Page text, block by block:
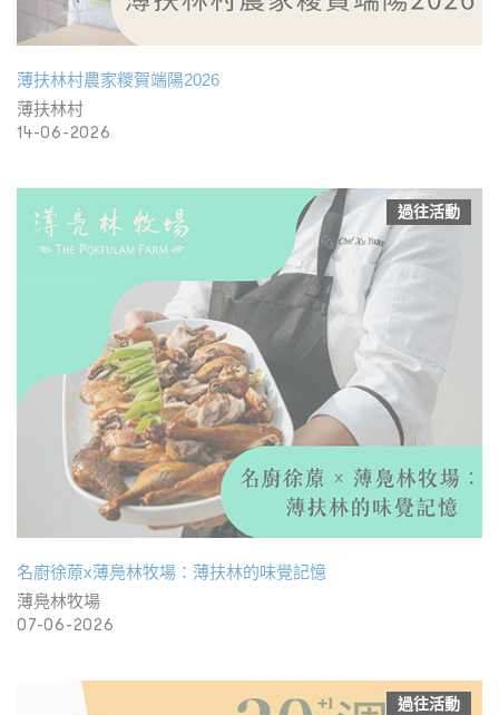
薄扶林村農家糉賀端陽2026
薄扶林村
14-06-2026
過往活動
名廚徐蒝x薄鳧林牧場：薄扶林的味覺記憶
薄鳧林牧場
07-06-2026
過往活動